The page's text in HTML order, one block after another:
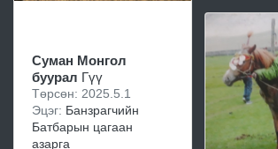
Суман Монгол
буурал Гүү
Төрсөн: 2025.5.1
Эцэг: Банзрагчийн
Батбарын цагаан
азарга